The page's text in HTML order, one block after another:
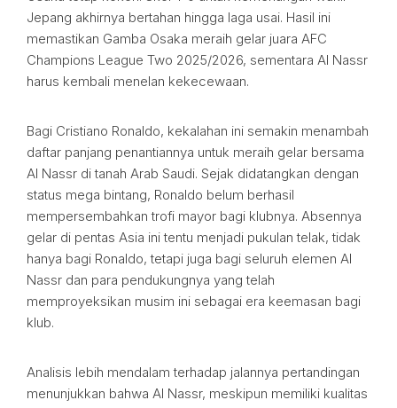
Jepang akhirnya bertahan hingga laga usai. Hasil ini
memastikan Gamba Osaka meraih gelar juara AFC
Champions League Two 2025/2026, sementara Al Nassr
harus kembali menelan kekecewaan.
Bagi Cristiano Ronaldo, kekalahan ini semakin menambah
daftar panjang penantiannya untuk meraih gelar bersama
Al Nassr di tanah Arab Saudi. Sejak didatangkan dengan
status mega bintang, Ronaldo belum berhasil
mempersembahkan trofi mayor bagi klubnya. Absennya
gelar di pentas Asia ini tentu menjadi pukulan telak, tidak
hanya bagi Ronaldo, tetapi juga bagi seluruh elemen Al
Nassr dan para pendukungnya yang telah
memproyeksikan musim ini sebagai era keemasan bagi
klub.
Analisis lebih mendalam terhadap jalannya pertandingan
menunjukkan bahwa Al Nassr, meskipun memiliki kualitas